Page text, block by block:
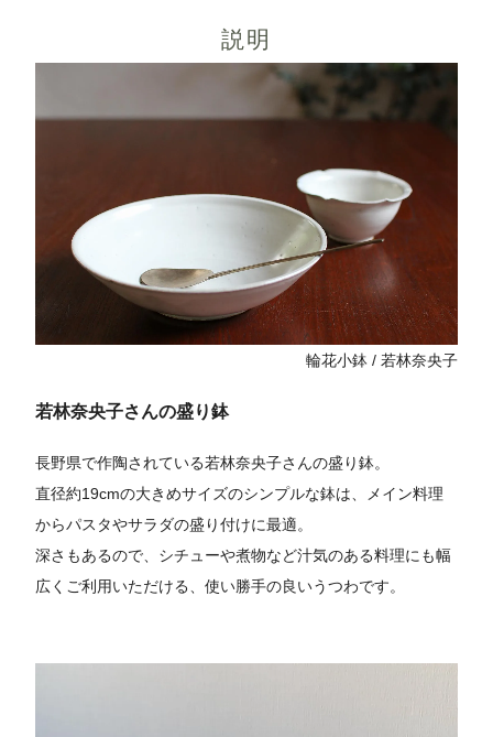
説明
輪花小鉢 / 若林奈央子
若林奈央子さんの盛り鉢
長野県で作陶されている若林奈央子さんの盛り鉢。
直径約19cmの大きめサイズのシンプルな鉢は、メイン料理
からパスタやサラダの盛り付けに最適。
深さもあるので、シチューや煮物など汁気のある料理にも幅
広くご利用いただける、使い勝手の良いうつわです。